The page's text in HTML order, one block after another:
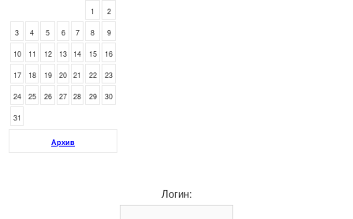
1 2
3 4 5 6 7 8 9
10 11 12 13 14 15 16
17 18 19 20 21 22 23
24 25 26 27 28 29 30
31
Архив
Логин: